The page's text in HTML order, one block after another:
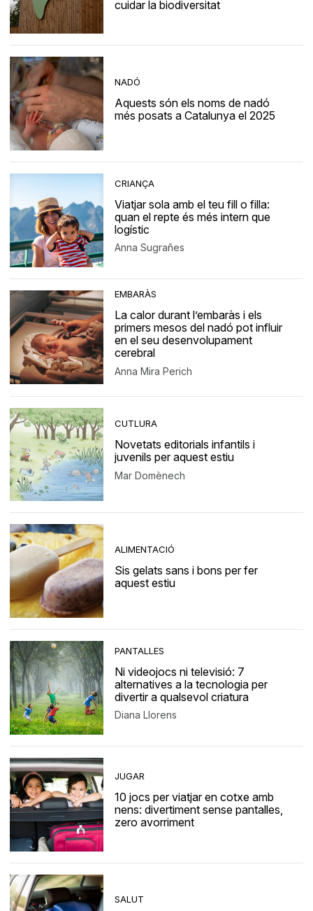
cuidar la biodiversitat
NADÓ
Aquests són els noms de nadó
més posats a Catalunya el 2025
CRIANÇA
Viatjar sola amb el teu fill o filla:
quan el repte és més intern que
logístic
Anna Sugrañes
EMBARÀS
La calor durant l’embaràs i els
primers mesos del nadó pot influir
en el seu desenvolupament
cerebral
Anna Mira Perich
CUTLURA
Novetats editorials infantils i
juvenils per aquest estiu
Mar Domènech
ALIMENTACIÓ
Sis gelats sans i bons per fer
aquest estiu
PANTALLES
Ni videojocs ni televisió: 7
alternatives a la tecnologia per
divertir a qualsevol criatura
Diana Llorens
JUGAR
10 jocs per viatjar en cotxe amb
nens: divertiment sense pantalles,
zero avorriment
SALUT